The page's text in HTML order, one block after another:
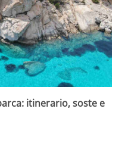
itinerario, soste e